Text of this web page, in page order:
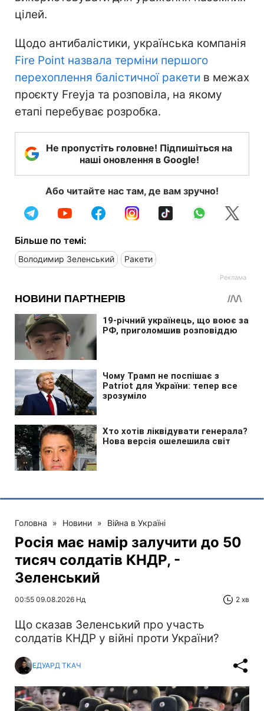
цілей.
Щодо антибалістики, українська компанія
Fire Point назвала терміни першого
перехоплення балістичної ракети в межах
проєкту Freyja та розповіла, на якому
етапі перебуває розробка.
Не пропустіть головне! Підпишіться на
наші оновлення в Google!
Або читайте нас там, де вам зручно!
Більше по темі:
Володимир Зеленський Ракети
Головна » Новини » Війна в Україні
Росія має намір залучити до 50
тисяч солдатів КНДР, -
Зеленський
00:55 09.08.2026 Нд 2 хв
Що сказав Зеленський про участь
солдатів КНДР у війні проти України?
ЕДУАРД ТКАЧ